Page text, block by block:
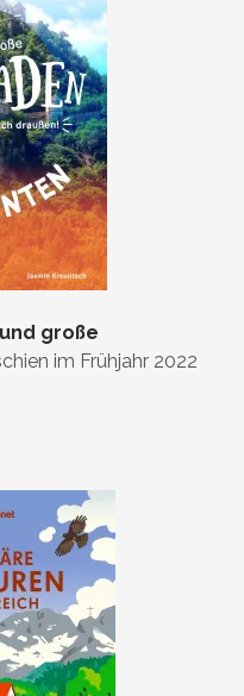
große
im Frühjahr 2022